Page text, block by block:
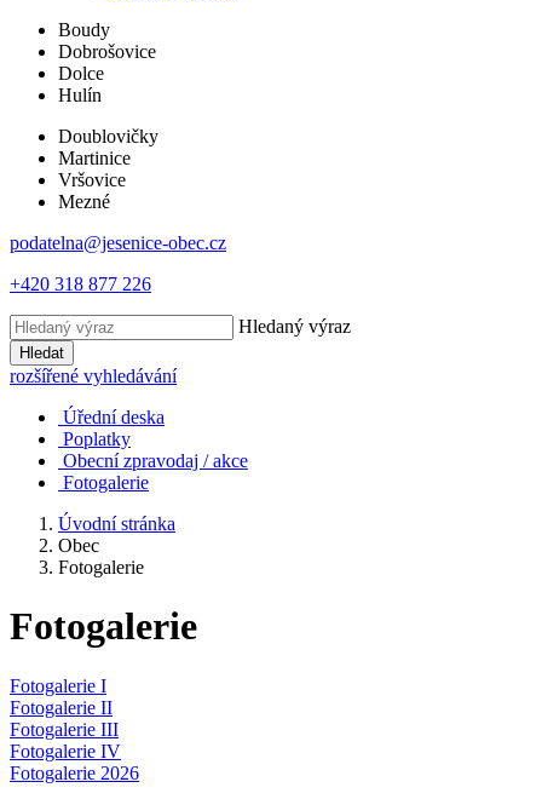
Boudy
Dobrošovice
Dolce
Hulín
Doublovičky
Martinice
Vršovice
Mezné
podatelna@jesenice-obec.cz
+420 318 877 226
Hledaný výraz
Hledat
rozšířené vyhledávání
Úřední deska
Poplatky
Obecní zpravodaj / akce
Fotogalerie
Úvodní stránka
Obec
Fotogalerie
Fotogalerie
Fotogalerie I
Fotogalerie II
Fotogalerie III
Fotogalerie IV
Fotogalerie 2026